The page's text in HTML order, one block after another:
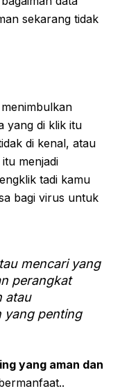
sekarang tidak
yang di klik itu
di kenal, atau
menjadi
tadi kamu
bagi virus untuk
mencari yang
perangkat
atau
yang penting
yang aman dan